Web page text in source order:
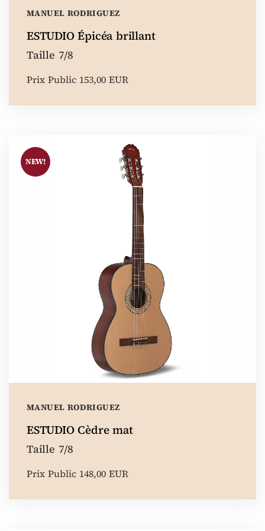
MANUEL RODRIGUEZ
ESTUDIO Épicéa brillant
Taille 7/8
Prix Public 153,00 EUR
MANUEL RODRIGUEZ
ESTUDIO Cèdre mat
Taille 7/8
Prix Public 148,00 EUR
NEW!